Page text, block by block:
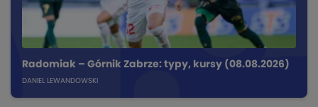
Radomiak – Górnik Zabrze: typy, kursy (08.08.2026)
DANIEL LEWANDOWSKI